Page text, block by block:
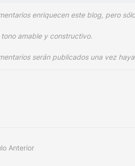
enriquecen este blog, pero
tono amable y constructivo.
serán publicados una vez
Anterior